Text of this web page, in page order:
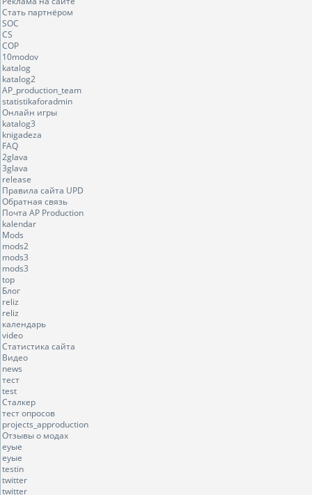
Стать партнёром
SOC
CS
COP
10modov
katalog
katalog2
AP_production_team
statistikaforadmin
Онлайн игры
katalog3
knigadeza
FAQ
2glava
3glava
release
Правила сайта UPD
Обратная связь
Почта AP Production
kalendar
Mods
mods2
mods3
mods3
top
Блог
reliz
reliz
календарь
video
Статистика сайта
Видео
news
тест
test
Сталкер
тест опросов
projects_approduction
Отзывы о модах
еуые
еуые
testin
twitter
twitter